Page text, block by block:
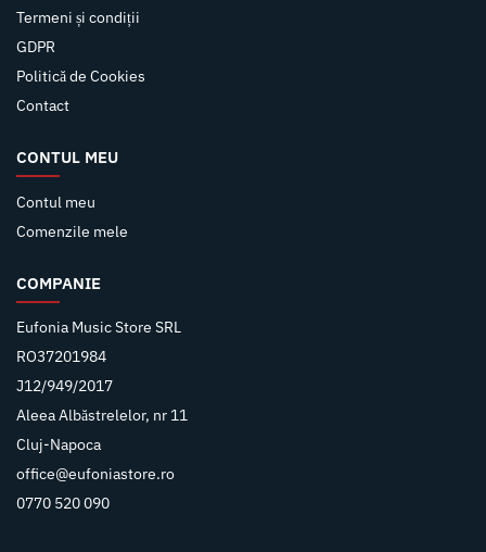
Termeni și condiții
GDPR
Politică de Cookies
Contact
CONTUL MEU
Contul meu
Comenzile mele
COMPANIE
Eufonia Music Store SRL
RO37201984
J12/949/2017
Aleea Albăstrelelor, nr 11
Cluj-Napoca
office@eufoniastore.ro
0770 520 090